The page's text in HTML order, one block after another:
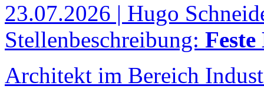
23.07.2026 | Hugo
Stellenbeschreibung:
Architekt im Bereich